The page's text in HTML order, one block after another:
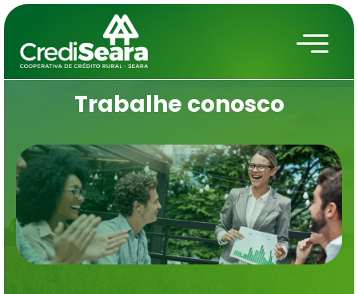
Trabalhe conosco